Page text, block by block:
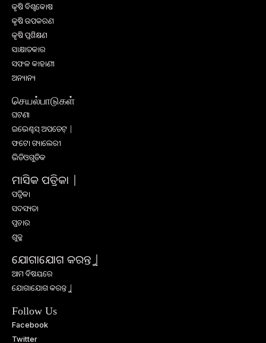
କୃଷି ବିଶ୍ବକୋଷ
କୃଷି ଉପକରଣ
କୃଷି ପ୍ରଶିକ୍ଷଣ
ସାକ୍ଷାତକାର
ସଫଳ କାହାଣୀ
ଅନ୍ୟାନ୍ୟ
செயல்பாடுகள்
ଘଟଣା
ଇଭେଣ୍ଟସ୍ ଅପଡେଟ୍ |
ଫଟୋ ଗ୍ୟାଲେରୀ
ଭିଡିଓଗୁଡିକ
ମାସିକ ପତ୍ରିକା |
ପତ୍ରିକା
ସଦସ୍ୟତା
ପ୍ରଚାର
ଶୁଳ୍କ
ଯୋଗାଯୋଗ କରନ୍ତୁ |
ଆମ ବିଷୟରେ
ଯୋଗାଯୋଗ କରନ୍ତୁ |
Follow Us
Facebook
Twitter